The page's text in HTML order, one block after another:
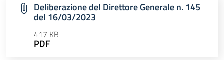
Deliberazione del Direttore Generale n. 145
del 16/03/2023
417 KB
PDF